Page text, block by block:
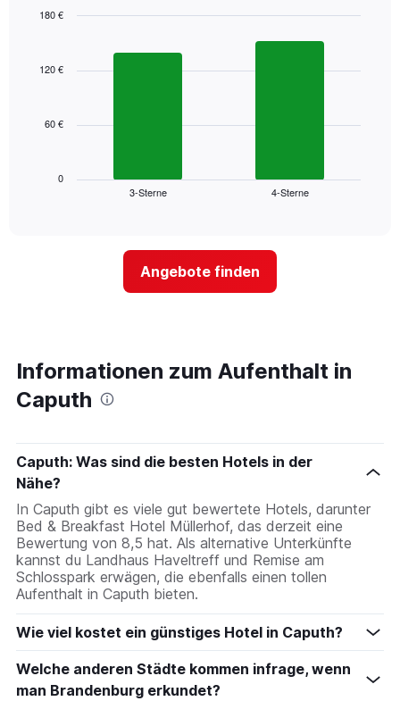
with
Das
zeigt
Tagen,
aggregiert
nach
Sternebewertung.
Diagramm
hat
1
X-
Achse,
die
die
Hotelkategorien
nach
Sternen
anzeigt
Das
Diagramm
hat
1
3-Sterne 4-Sterne
0
60 €
120 €
180 €
Angebote finden
Informationen zum Aufenthalt in
Caputh
Caputh: Was sind die besten Hotels in der
Nähe?
In Caputh gibt es viele gut bewertete Hotels, darunter
Bed & Breakfast Hotel Müllerhof, das derzeit eine
Bewertung von 8,5 hat. Als alternative Unterkünfte
kannst du Landhaus Haveltreff und Remise am
Schlosspark erwägen, die ebenfalls einen tollen
Aufenthalt in Caputh bieten.
Wie viel kostet ein günstiges Hotel in Caputh?
Welche anderen Städte kommen infrage, wenn
man Brandenburg erkundet?